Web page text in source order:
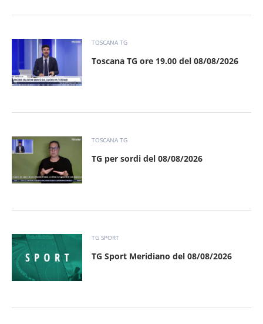
TOSCANA TG
Toscana TG ore 19.00 del 08/08/2026
TOSCANA TG
TG per sordi del 08/08/2026
TG SPORT
TG Sport Meridiano del 08/08/2026